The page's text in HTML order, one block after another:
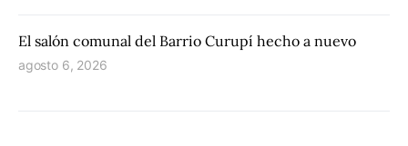
El salón comunal del Barrio Curupí hecho a nuevo
agosto 6, 2026